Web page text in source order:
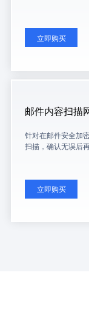
立即购买
邮件内容扫描
针对在邮件安全加
扫描，确认无误后
立即购买